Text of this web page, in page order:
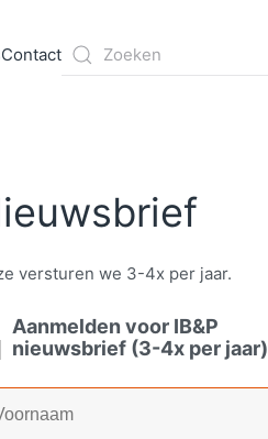
Contact
versturen we 3-4x per jaar.
Aanmelden voor IB&P
nieuwsbrief (3-4x per jaar)